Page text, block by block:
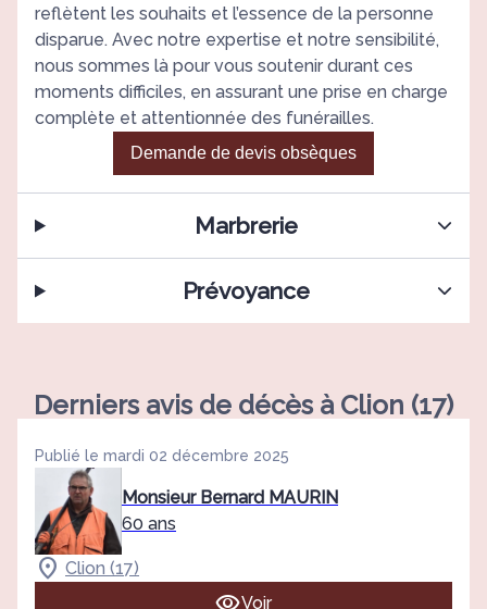
reflètent les souhaits et l’essence de la personne
disparue. Avec notre expertise et notre sensibilité,
nous sommes là pour vous soutenir durant ces
moments difficiles, en assurant une prise en charge
complète et attentionnée des funérailles.
Demande de devis obsèques
Marbrerie
Prévoyance
Derniers avis de décès à Clion (17)
Publié le mardi 02 décembre 2025
Monsieur Bernard MAURIN
60 ans
Clion (17)
Voir